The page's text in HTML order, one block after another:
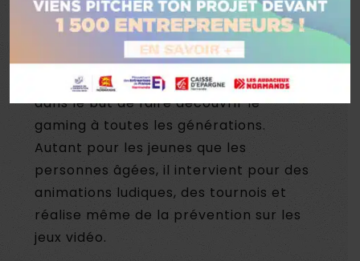
Helfrich est le référent régional de la
Fédération Française de jeux vidéo en
Normandie. Il a créé sa micro-
entreprise «Rainbow Gaming League
dans le but de faire découvrir le
gaming à toutes les générations.
Autant pour les jeunes que les
personnes âgées, il intervient pour des
animations ludiques, des tournois et
réalise même de la prévention sur les
jeux vidéo.